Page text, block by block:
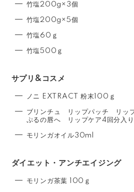
竹塩200g×3個
竹塩200g×5個
竹塩60ｇ
竹塩500ｇ
サプリ&コスメ
ノニ EXTRACT 粉末100ｇ
ブリンチュ リップパッチ リッ
ぷるの唇へ リップケア4回分入
モリンガオイル30ml
ダイエット・アンチエイジング
モリンガ茶葉 100ｇ